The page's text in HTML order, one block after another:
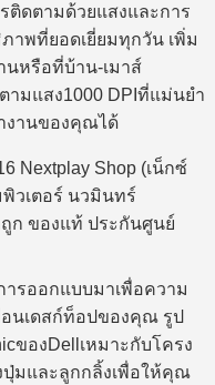
ติดตามด้วยแสงและการ
าพที่ยอดเยี่ยมทุกวัน เพิ่ม
นหรือที่บ้าน-เมาส์
มแสง1000 DPIที่แม่นยํา
งานของคุณได้
ารออกแบบมาเพื่อความ
อนเดสก์ท็อปของคุณ รูป
ของDellเหมาะกับโครง
มและลูกกลิ้งเพื่อให้คุณ